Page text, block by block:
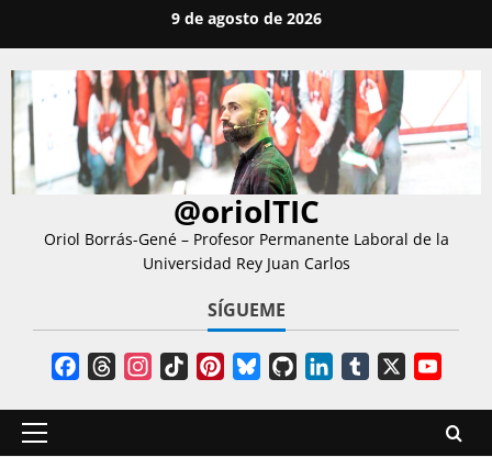
contenido
9 de agosto de 2026
@oriolTIC
Oriol Borrás-Gené – Profesor Permanente Laboral de la
Universidad Rey Juan Carlos
SÍGUEME
FacebookThreadsInstagram
TikTokPinterestBlueskyGitHubLinkedInTumblr
Menú